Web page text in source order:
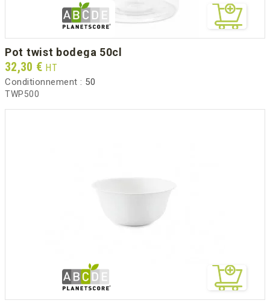
pot twist bodega 50cl
Prix
32,30 € HT
Conditionnement : 50
TWP500